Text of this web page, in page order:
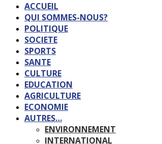
ACCUEIL
QUI SOMMES-NOUS?
POLITIQUE
SOCIETE
SPORTS
SANTE
CULTURE
EDUCATION
AGRICULTURE
ECONOMIE
AUTRES…
ENVIRONNEMENT
INTERNATIONAL